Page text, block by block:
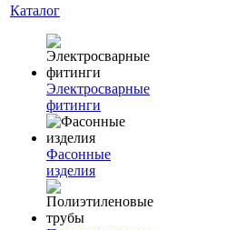
Каталог
Электросварные
фитинги
Фасонные
изделия